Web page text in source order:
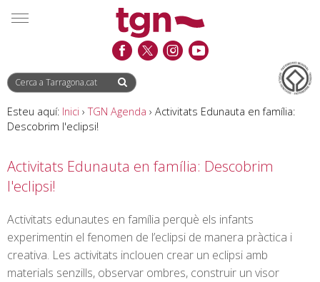
Saltar
al
Saltar
a
Informació
de
Esteu aquí: Inici › TGN Agenda › Activitats Edunauta en família:
Descobrim l'eclipsi!
Activitats Edunauta en família: Descobrim
l'eclipsi!
Activitats edunautes en família perquè els infants
experimentin el fenomen de l’eclipsi de manera pràctica i
creativa. Les activitats inclouen crear un eclipsi amb
materials senzills, observar ombres, construir un visor